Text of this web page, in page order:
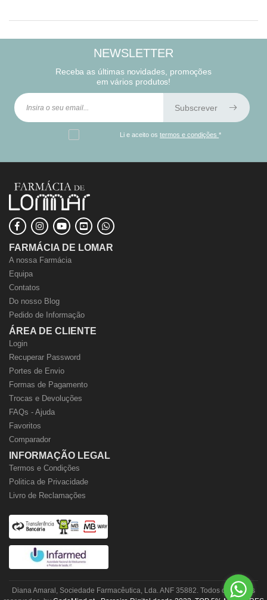
NEWSLETTER
Receba as últimas novidades, promoções
em vários produtos!
Subscrever
Li e aceito ostermos e condições*
FARMÁCIA DE LOMAR
A nossa Farmácia
Equipa
Contatos
Do nosso Blog
Pedido de Informação
ÁREA DE CLIENTE
Login
Recuperar Password
Portes de Envio
Formas de Pagamento
Trocas e Devoluções
FAQs - Ajuda
Favoritos
Comparador
INFORMAÇÃO LEGAL
Termos e Condições
Politica de Privacidade
Livro de Reclamações
Diana Amaral, Sociedade Farmacêutica, Lda. ANF 35882. Todos os direitos